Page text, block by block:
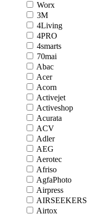
Worx
3M
4Living
4PRO
4smarts
70mai
Abac
Acer
Acorn
Activejet
Activeshop
Acurata
ACV
Adler
AEG
Aerotec
Afriso
AgfaPhoto
Airpress
AIRSEEKERS
Airtox